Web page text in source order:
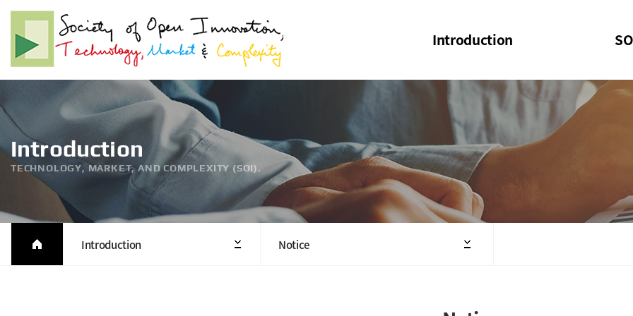
Introduction
Welcome Message
Structure of the Society
President
Executive Board Members
SOI
SOI
Introduction
TECHNOLOGY, MARKET, AND COMPLEXITY (SOI).
Introduction Notice